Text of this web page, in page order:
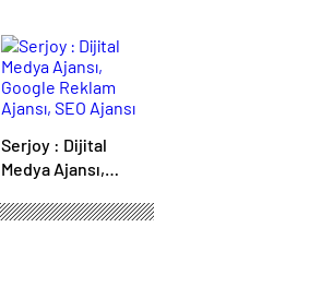
Serjoy : Dijital
Medya Ajansı,
Ajansı, SEO Ajansı